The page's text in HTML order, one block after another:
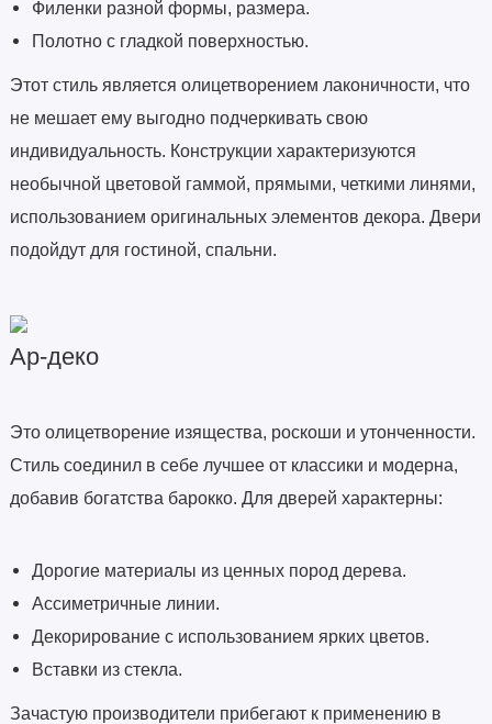
Филенки разной формы, размера.
Полотно с гладкой поверхностью.
Этот стиль является олицетворением лаконичности, что
не мешает ему выгодно подчеркивать свою
индивидуальность. Конструкции характеризуются
необычной цветовой гаммой, прямыми, четкими линями,
использованием оригинальных элементов декора. Двери
подойдут для гостиной, спальни.
Ар-деко
Это олицетворение изящества, роскоши и утонченности.
Стиль соединил в себе лучшее от классики и модерна,
добавив богатства барокко. Для дверей характерны:
Дорогие материалы из ценных пород дерева.
Ассиметричные линии.
Декорирование с использованием ярких цветов.
Вставки из стекла.
Зачастую производители прибегают к применению в